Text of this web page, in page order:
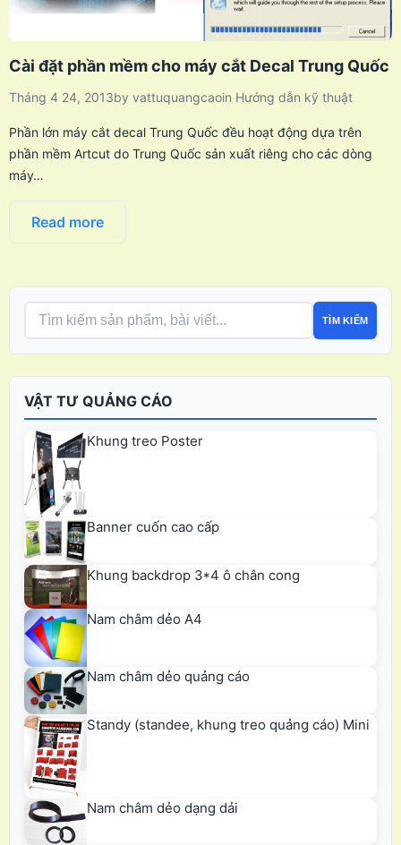
Cài đặt phần mềm cho máy cắt Decal Trung Quốc
Tháng 4 24, 2013by vattuquangcaoin Hướng dẫn kỹ thuật
Phần lớn máy cắt decal Trung Quốc đều hoạt động dựa trên
phần mềm Artcut do Trung Quốc sản xuất riêng cho các dòng
máy…
Read more
TÌM KIẾM
VẬT TƯ QUẢNG CÁO
Khung treo Poster
Banner cuốn cao cấp
Khung backdrop 3*4 ô chân cong
Nam châm dẻo A4
Nam châm dẻo quảng cáo
Standy (standee, khung treo quảng cáo) Mini
Nam châm dẻo dạng dải